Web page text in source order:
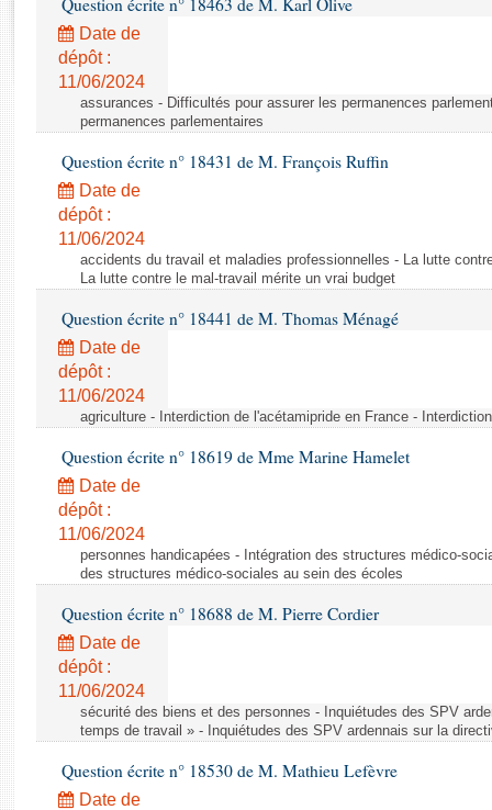
Rapports d'enquête
Rapports législatifs
Rapports sur l'application des lois
Baromètre de l’application des lois
Budget et sécurité sociale
Questions écrites et orales
Comptes rendus des débats
Question écrite n° 18463 de M. Karl Olive
Date de
dépôt :
11/06/2024
assurances - Difficultés pour assurer les permanences
permanences parlementaires
Question écrite n° 18431 de M. François Ruffin
Date de
dépôt :
11/06/2024
accidents du travail et maladies professionnelles - La lutte
La lutte contre le mal-travail mérite un vrai budget
Question écrite n° 18441 de M. Thomas Ménagé
Date de
dépôt :
11/06/2024
agriculture - Interdiction de l'acétamipride en France -
Question écrite n° 18619 de Mme Marine Hamelet
Date de
dépôt :
11/06/2024
personnes handicapées - Intégration des structures médico-
des structures médico-sociales au sein des écoles
Question écrite n° 18688 de M. Pierre Cordier
Date de
dépôt :
11/06/2024
sécurité des biens et des personnes - Inquiétudes des SPV
temps de travail » - Inquiétudes des SPV ardennais sur la
Question écrite n° 18530 de M. Mathieu Lefèvre
Date de